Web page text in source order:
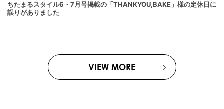
ちたまるスタイル6・7月号掲載の「THANKYOU,BAKE」様の定休日に
誤りがありました
VIEW MORE